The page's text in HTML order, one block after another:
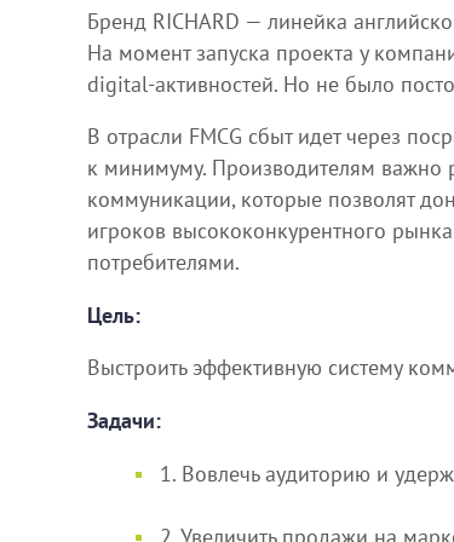
Бренд RICHARD — линейка
На момент запуска проекта у
digital-активностей. Но не было
В отрасли FMCG сбыт идет через
к минимуму. Производителям важно
коммуникации, которые позволят
игроков высококонкурентного
потребителями.
Цель:
Выстроить эффективную систему
Задачи:
1. Вовлечь аудиторию и